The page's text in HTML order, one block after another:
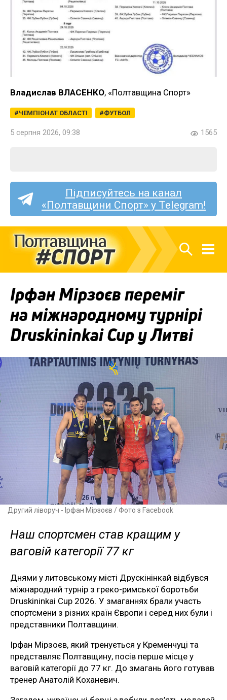
Владислав ВЛАСЕНКО, «Полтавщина Спорт»
ЧЕМПІОНАТ ОБЛАСТІ ФУТБОЛ
5 серпня 2026, 09:38 1565
Підписуйтесь на канал
«Полтавщини Спорт» у Telegram!
Ірфан Мірзоєв переміг
на міжнародному турнірі
Druskininkai Cup у Литві
Другий ліворуч - Ірфан Мірзоєв / Фото з Facebook
Наш спортсмен став кращим у
ваговій категорії 77 кг
Днями у литовському місті Друскінінкай відбувся
міжнародний турнір з греко-римської боротьби
Druskininkai Cup 2026. У змаганнях брали участь
спортсмени з різних країн Європи і серед них були і
представники Полтавщини.
Ірфан Мірзоєв, який тренується у Кременчуці та
представляє Полтавщину, посів перше місце у
ваговій категорії до 77 кг. До змагань його готував
тренер Анатолій Коханевич.